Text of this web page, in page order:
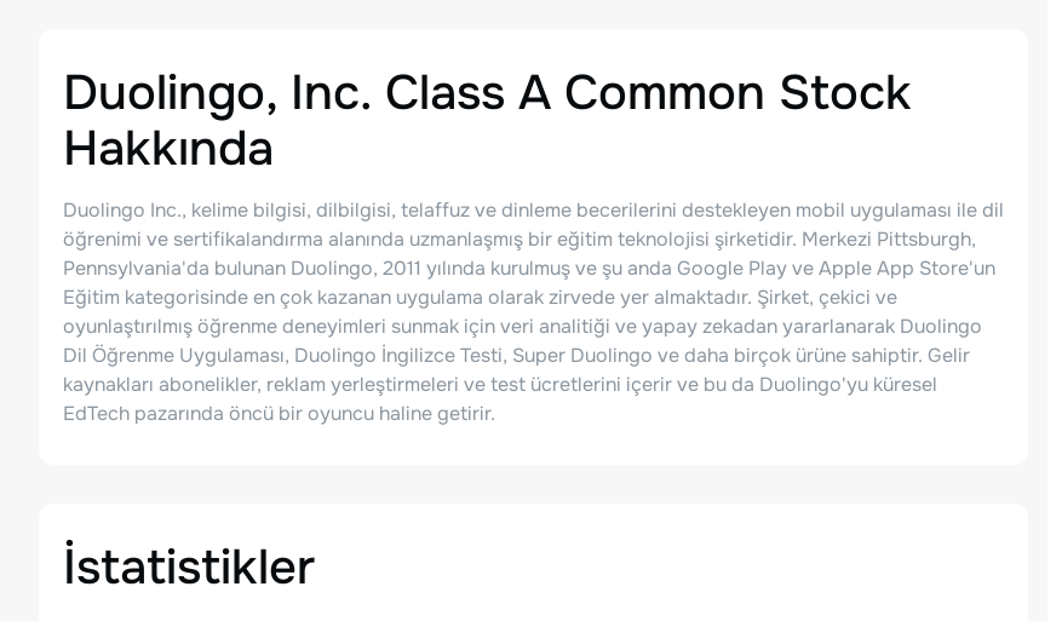
Duolingo, Inc. Class A Common Stock
Hakkında
Duolingo Inc., kelime bilgisi, dilbilgisi, telaffuz ve dinleme becerilerini destekleyen mobil uygulaması ile dil
öğrenimi ve sertifikalandırma alanında uzmanlaşmış bir eğitim teknolojisi şirketidir. Merkezi Pittsburgh,
Pennsylvania'da bulunan Duolingo, 2011 yılında kurulmuş ve şu anda Google Play ve Apple App Store'un
Eğitim kategorisinde en çok kazanan uygulama olarak zirvede yer almaktadır. Şirket, çekici ve
oyunlaştırılmış öğrenme deneyimleri sunmak için veri analitiği ve yapay zekadan yararlanarak Duolingo
Dil Öğrenme Uygulaması, Duolingo İngilizce Testi, Super Duolingo ve daha birçok ürüne sahiptir. Gelir
kaynakları abonelikler, reklam yerleştirmeleri ve test ücretlerini içerir ve bu da Duolingo'yu küresel
EdTech pazarında öncü bir oyuncu haline getirir.
İstatistikler